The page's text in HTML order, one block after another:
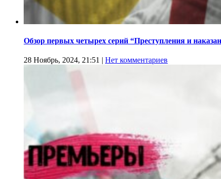
Обзор первых четырех серий “Преступления и
28 Ноябрь, 2024, 21:51 | Нет комментариев